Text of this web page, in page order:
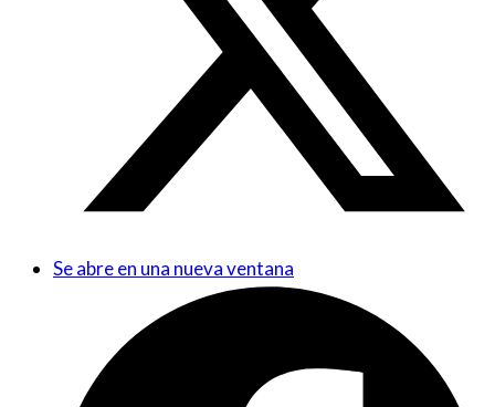
Se abre en una nueva ventana